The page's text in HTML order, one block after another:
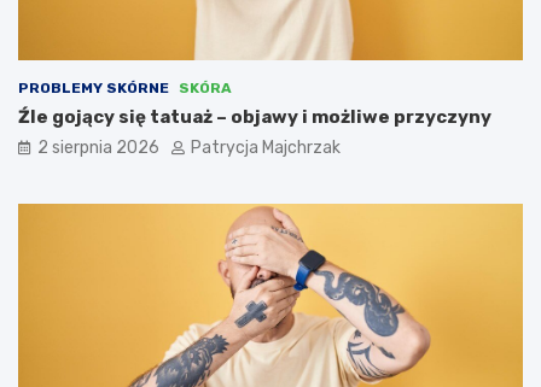
PROBLEMY SKÓRNE SKÓRA
Źle gojący się tatuaż – objawy i możliwe przyczyny
2 sierpnia 2026 Patrycja Majchrzak